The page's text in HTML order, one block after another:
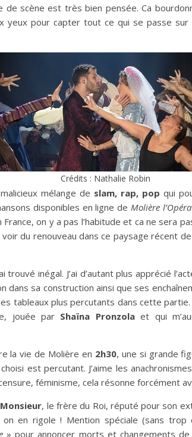
de scène est très bien pensée. Ca
yeux pour capter tout ce qui se passe
Crédits : Nathalie Robin
mélange de slam, rap, pop qui
disponibles en ligne de Molière
France, on y a pas l’habitude et ca ne sera
du renouveau dans ce paysage récent
trouvé inégal. J’ai d’autant plus apprécié
dans sa construction ainsi que ses
tableaux plus percutants dans cette
jouée par Shaïna Pronzolaet qui
la vie de Molière en 2h30, une si grande
est percutant. J’aime les
féminisme, cela résonne forcément
Monsieur, le frère du Roi, réputé pour son
en rigole ! Mention spéciale (sans
» pour annoncer morts et changements